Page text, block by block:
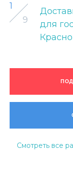
1
9
для
Смотреть все